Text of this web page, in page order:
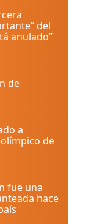
del
anulado”
de
a
de
fue una
hace